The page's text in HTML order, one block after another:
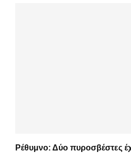
Ρέθυμνο: Δύο πυροσβέστες